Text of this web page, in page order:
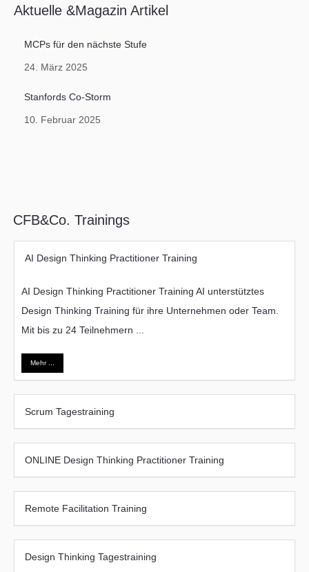
Aktuelle &Magazin Artikel
MCPs für den nächste Stufe
24. März 2025
Stanfords Co-Storm
10. Februar 2025
CFB&Co. Trainings
AI Design Thinking Practitioner Training
AI Design Thinking Practitioner Training AI unterstütztes
Design Thinking Training für ihre Unternehmen oder Team.
Mit bis zu 24 Teilnehmern ...
Mehr ...
Scrum Tagestraining
ONLINE Design Thinking Practitioner Training
Remote Facilitation Training
Design Thinking Tagestraining